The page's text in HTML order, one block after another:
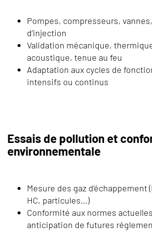
Pompes, compresseurs,
d’injection
Validation mécanique,
acoustique, tenue au feu
Adaptation aux cycles de
intensifs ou continus
Essais de pollution et
environnementale
Mesure des gaz d’échappement
HC, particules…)
Conformité aux normes
anticipation de futures